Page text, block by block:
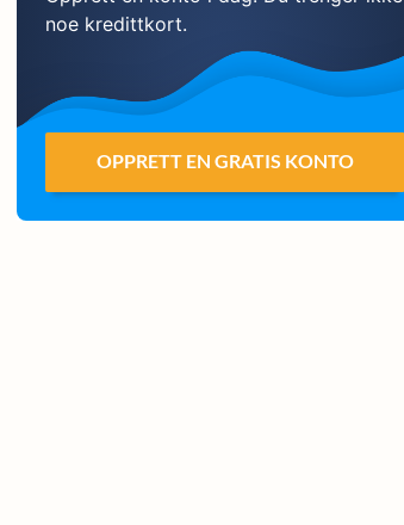
noe kredittkort.
OPPRETT EN GRATIS KONTO